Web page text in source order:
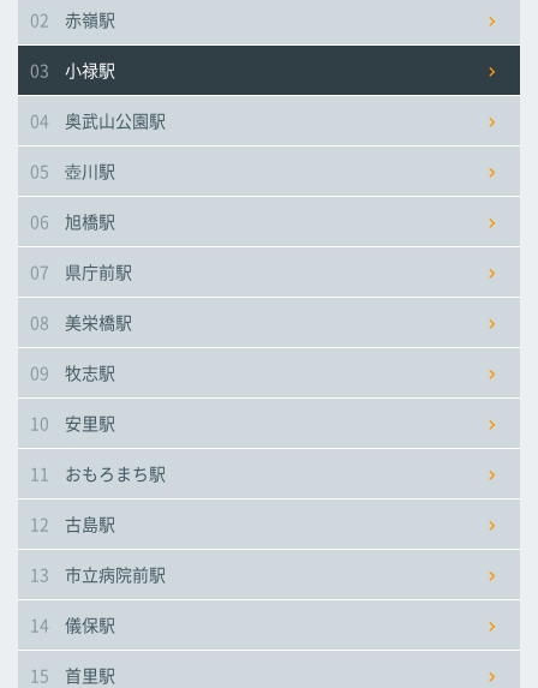
おもろまち駅
市立病院前駅
浦添前田駅
おもろまち駅
市立病院前駅
浦添前田駅
おもろまち駅
市立病院前駅
浦添前田駅
02 赤嶺駅
03 小禄駅
04 奥武山公園駅
05 壺川駅
06 旭橋駅
07 県庁前駅
08 美栄橋駅
09 牧志駅
10 安里駅
11 おもろまち駅
12 古島駅
13 市立病院前駅
14 儀保駅
15 首里駅